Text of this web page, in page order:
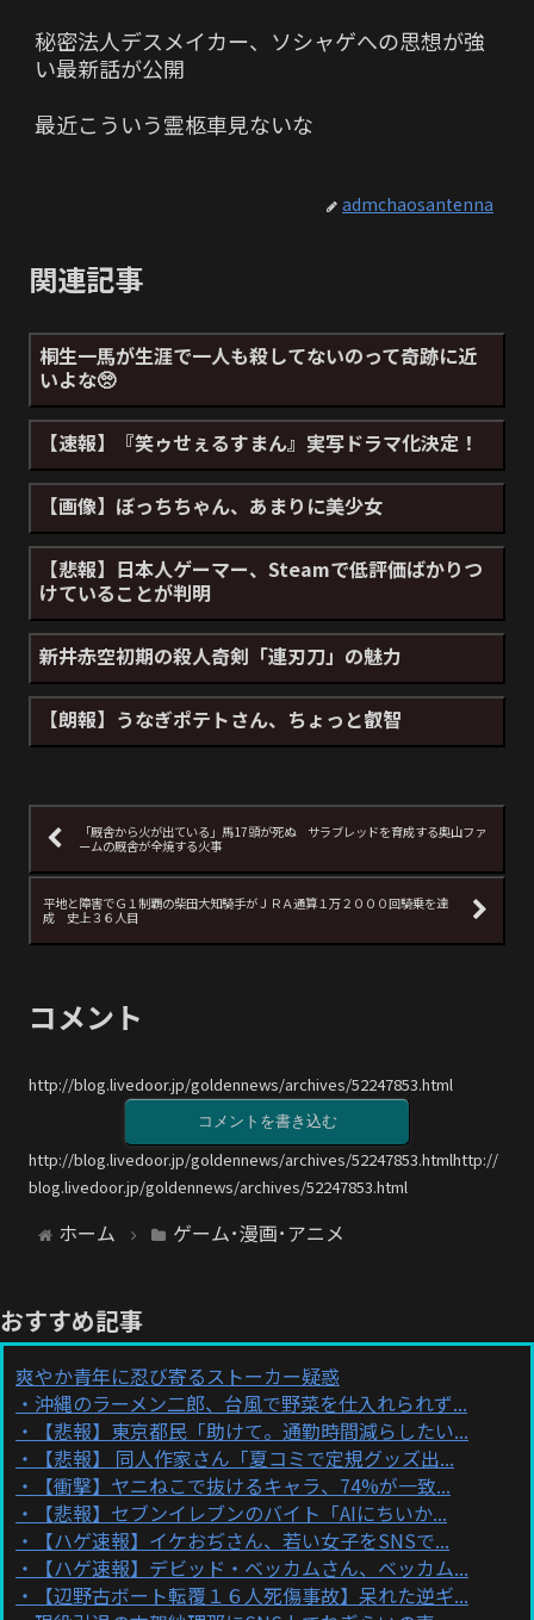
秘密法人デスメイカー、ソシャゲへの思想が強
い最新話が公開
最近こういう霊柩車見ないな
admchaosantenna
関連記事
桐生一馬が生涯で一人も殺してないのって奇跡に近
いよな🥺
【速報】『笑ゥせぇるすまん』実写ドラマ化決定！
【画像】ぼっちちゃん、あまりに美少女
【悲報】日本人ゲーマー、Steamで低評価ばかりつ
けていることが判明
新井赤空初期の殺人奇剣「連刃刀」の魅力
【朗報】うなぎポテトさん、ちょっと叡智
「厩舎から火が出ている」馬17頭が死ぬ サラブレッドを育成する奥山ファ
ームの厩舎が全焼する火事
平地と障害でＧ１制覇の柴田大知騎手がＪＲＡ通算１万２０００回騎乗を達
成 史上３６人目
コメント
http://blog.livedoor.jp/goldennews/archives/52247853.html
コメントを書き込む
http://blog.livedoor.jp/goldennews/archives/52247853.htmlhttp://
blog.livedoor.jp/goldennews/archives/52247853.html
ホーム ゲーム･漫画･アニメ
おすすめ記事
爽やか青年に忍び寄るストーカー疑惑
沖縄のラーメン二郎、台風で野菜を仕入れられず...
【悲報】東京都民「助けて。通勤時間減らしたい...
【悲報】 同人作家さん「夏コミで定規グッズ出...
【衝撃】ヤニねこで抜けるキャラ、74%が一致...
【悲報】セブンイレブンのバイト「AIにちいか...
【ハゲ速報】イケおぢさん、若い女子をSNSで...
【ハゲ速報】デビッド・ベッカムさん、ベッカム...
【辺野古ボート転覆１６人死傷事故】呆れた逆ギ...